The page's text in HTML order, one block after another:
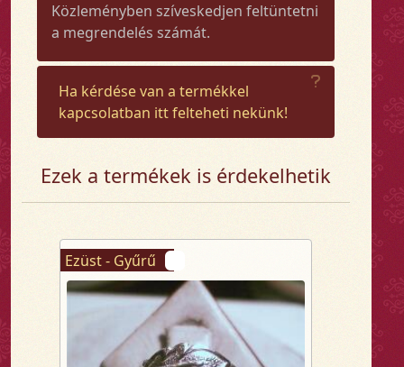
Közleményben szíveskedjen feltüntetni
a megrendelés számát.
Ha kérdése van a termékkel
kapcsolatban itt felteheti nekünk!
Ezek a termékek is érdekelhetik
Ezüst - Gyűrű